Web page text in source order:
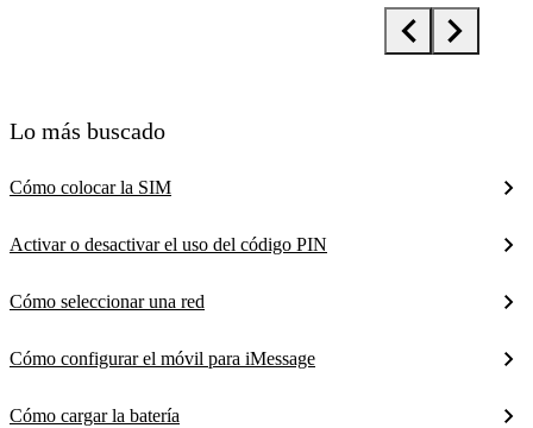
Lo más buscado
Cómo colocar la SIM
Activar o desactivar el uso del código PIN
Cómo seleccionar una red
Cómo configurar el móvil para iMessage
Cómo cargar la batería